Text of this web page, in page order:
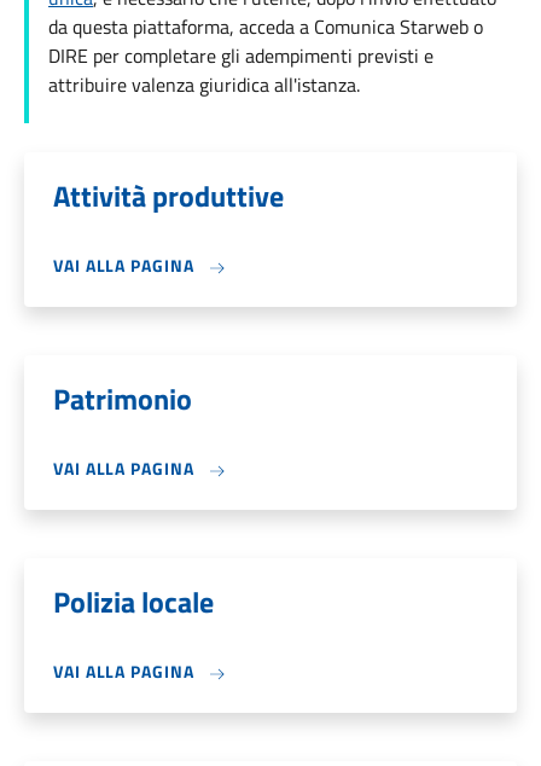
da questa piattaforma, acceda a Comunica Starweb o
DIRE per completare gli adempimenti previsti e
attribuire valenza giuridica all'istanza.
Attività produttive
VAI ALLA PAGINA
Patrimonio
VAI ALLA PAGINA
Polizia locale
VAI ALLA PAGINA